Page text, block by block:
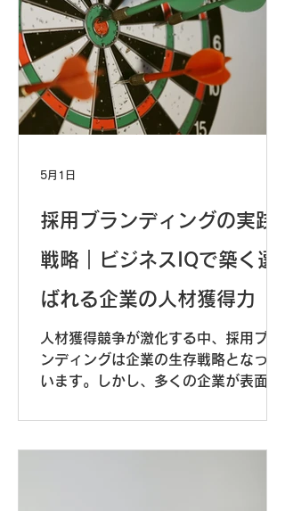
の測定など、科学的アプローチで組織
パフォーマンスを最大化する方法をご
紹介します。
採用ブランディングの実践
戦略｜ビジネスIQで築く選
ばれる企業の人材獲得力
人材獲得競争が激化する中、採用ブラ
ンディングは企業の生存戦略となって
います。しかし、多くの企業が表面的
に失敗しています。本記事では、ビジ
5月1日